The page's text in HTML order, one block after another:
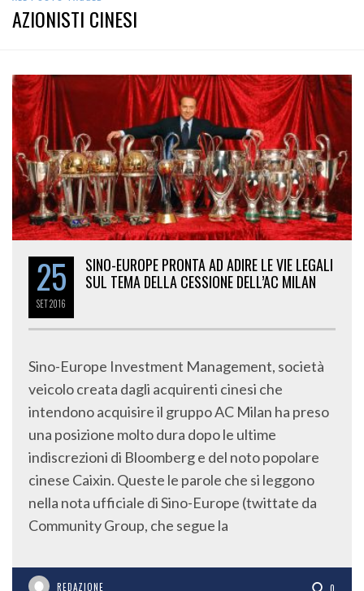
AZIONISTI CINESI
25
SET2016
SINO-EUROPE PRONTA AD ADIRE LE VIE LEGALI
SUL TEMA DELLA CESSIONE DELL’AC MILAN
Sino-Europe Investment Management, società
veicolo creata dagli acquirenti cinesi che
intendono acquisire il gruppo AC Milan ha preso
una posizione molto dura dopo le ultime
indiscrezioni di Bloomberg e del noto popolare
cinese Caixin. Queste le parole che si leggono
nella nota ufficiale di Sino-Europe (twittate da
Community Group, che segue la
REDAZIONE